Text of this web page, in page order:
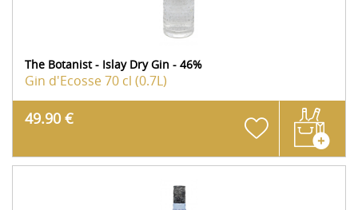
The Botanist - Islay Dry Gin - 46%
Gin d'Ecosse70 cl (0.7L)
49.90 €